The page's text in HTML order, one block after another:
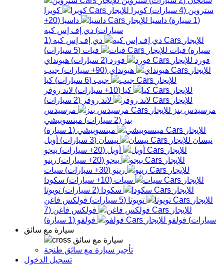
ستروين (
4 سيارات) كوبرا
كوبرا
(
1 سيارة) داسيا داسيا (
20+
سيارات) دي إف إس كيه
دي إف إس كيه (
1
سيارة) فيات فيات (
5 سيارات)
فورد
فورد (
2 سيارات) هيونداي
هيونداي (
90+ سيارات) جيب
جيب (
6 سيارات) كيا
كيا (
10+ سيارات) لاند روڤر
لاند روڤر (
2 سيارات)
مرسيدس بنز
مرسيدس
بنز (
2 سيارات) ميتسوبيشي
ميتسوبيشي (
1 سيارة)
نيسان
نيسان (
3 سيارات) أوبل
أوبل (
20+ سيارات) بيجو
بيجو (
20+ سيارات) رينو
رينو (
30+ سيارات) سيات
سيات (
10+ سيارات) سكودا
سكودا (
2 سيارات) تويوتا
تويوتا (
5 سيارات) فولكس فاغن
فولكس فاغن (
7
سيارات) فولفو فولفو (
1 سيارة)
سيارة مع سائق
سيارة مع سائق
تأجير سيارة مع سائق طنجة
تسجيل الدخول